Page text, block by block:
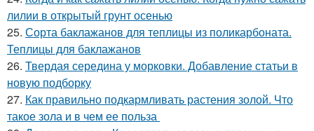
лилии в открытый грунт осенью
25. Сорта баклажанов для теплицы из поликарбоната.
Теплицы для баклажанов
26. Твердая середина у морковки. Добавление статьи в
новую подборку
27. Как правильно подкармливать растения золой. Что
такое зола и в чем ее польза